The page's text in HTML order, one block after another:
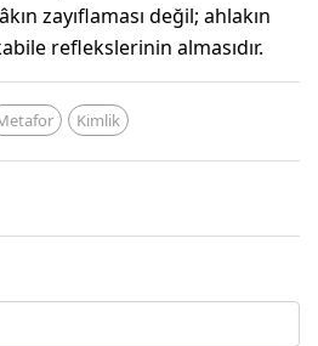
zayıflaması değil; ahlakın
reflekslerinin almasıdır.
Kimlik